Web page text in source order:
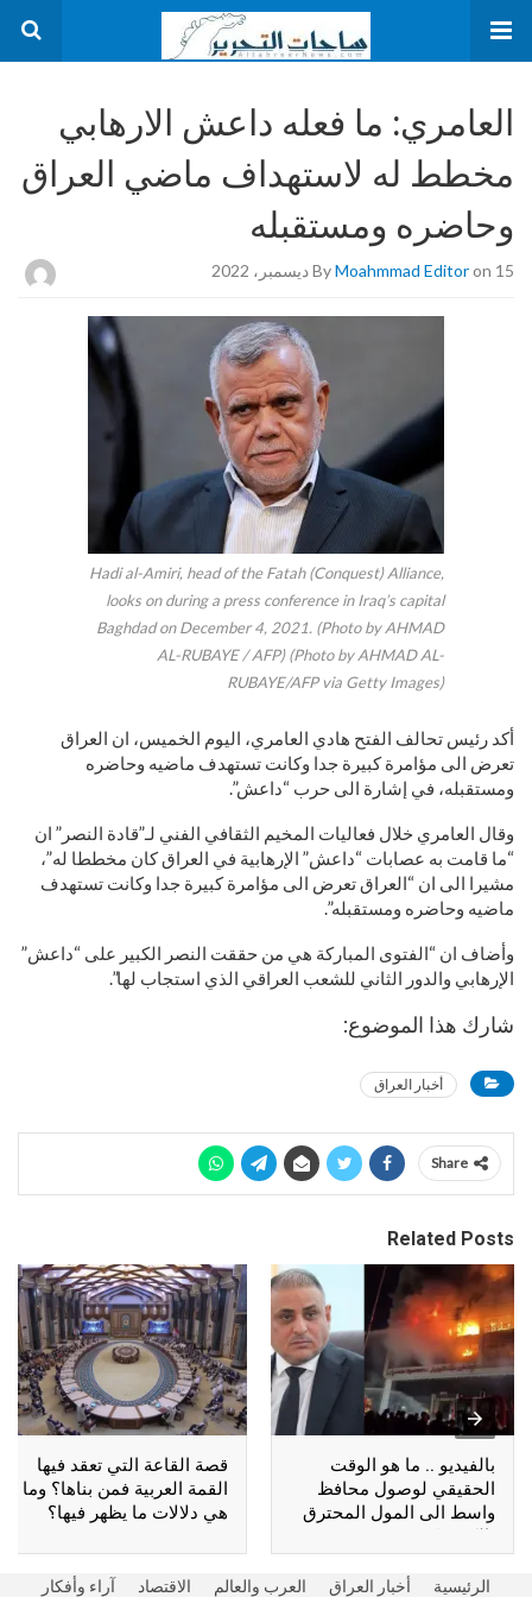
العامري: ما فعله داعش الارهابي
مخطط له لاستهداف ماضي العراق
وحاضره ومستقبله
ByMoahmmad Editoron 15 ديسمبر، 2022
Hadi al-Amiri, head of the Fatah (Conquest) Alliance,
looks on during a press conference in Iraq’s capital
Baghdad on December 4, 2021. (Photo by AHMAD
AL-RUBAYE / AFP) (Photo by AHMAD AL-
RUBAYE/AFP via Getty Images)
أكد رئيس تحالف الفتح هادي العامري، اليوم الخميس، ان العراق
تعرض الى مؤامرة كبيرة جدا وكانت تستهدف ماضيه وحاضره
ومستقبله، في إشارة الى حرب “داعش”.
وقال العامري خلال فعاليات المخيم الثقافي الفني لـ”قادة النصر” ان
“ما قامت به عصابات “داعش” الإرهابية في العراق كان مخططا له”،
مشيرا الى ان “العراق تعرض الى مؤامرة كبيرة جدا وكانت تستهدف
ماضيه وحاضره ومستقبله”.
وأضاف ان “الفتوى المباركة هي من حققت النصر الكبير على “داعش”
الإرهابي والدور الثاني للشعب العراقي الذي استجاب لها”.
شارك هذا الموضوع:
أخبار العراق
Share
Related Posts
بالفيديو .. ما هو الوقت
الحقيقي لوصول محافظ
واسط الى المول المحترق
بالكوت؟
قصة القاعة التي تعقد فيها
القمة العربية فمن بناها؟ وما
هي دلالات ما يظهر فيها؟
الرئيسية أخبار العراق العرب والعالم الاقتصاد آراء وأفكار